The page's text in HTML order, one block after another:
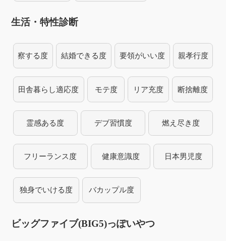
生活・特性診断
察する度 結婚できる度 要領がいい度 親孝行度
田舎暮らし適応度 モテ度 リア充度 断捨離度
霊感ある度 デブ習慣度 燃え尽き度
フリーランス度 健康意識度 日本男児度
独身でいける度 バカップル度
ビッグファイブ(BIG5)っぽいやつ